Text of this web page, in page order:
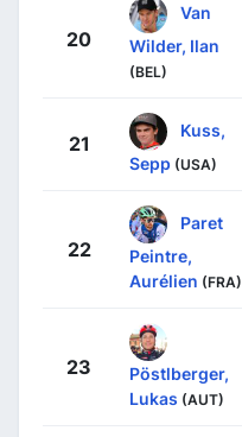
20
Van
Wilder, Ilan
(BEL)
21
Kuss,
Sepp (USA)
22
Paret
Peintre,
Aurélien (FRA)
23
Pöstlberger,
Lukas (AUT)